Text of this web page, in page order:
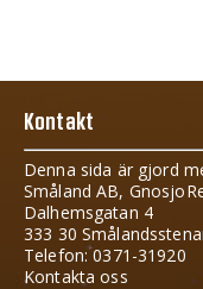
Kontakt
Denna sida är gjord
Småland AB,
Dalhemsgatan 4
333 30
Telefon: 0371-31920
Kontakta oss